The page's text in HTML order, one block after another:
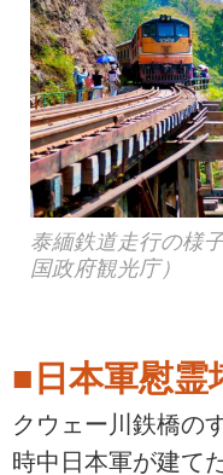
泰緬鉄道走行の様
国政府観光庁）
■日本軍慰霊
クウェー川鉄橋の
時中日本軍が建て